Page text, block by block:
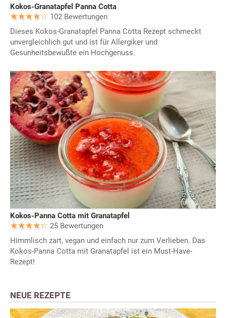
Kokos-Granatapfel Panna Cotta
102 Bewertungen
Dieses Kokos-Granatapfel Panna Cotta Rezept schmeckt
unvergleichlich gut und ist für Allergiker und
Gesunheitsbewußte ein Hochgenuss.
Kokos-Panna Cotta mit Granatapfel
25 Bewertungen
Himmlisch zart, vegan und einfach nur zum Verlieben. Das
Kokos-Panna Cotta mit Granatapfel ist ein Must-Have-
Rezept!
NEUE REZEPTE